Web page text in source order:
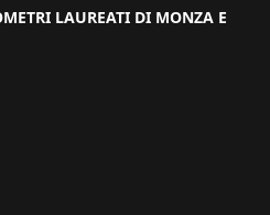
LAUREATI DI MONZA E